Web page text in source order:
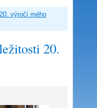
výročí mého
20.